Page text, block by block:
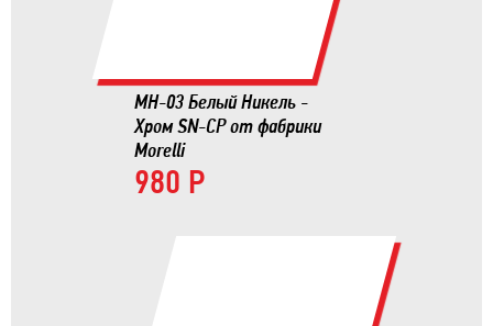
MH-03 Белый Никель -
Хром SN-CP от фабрики
Morelli
980 Р